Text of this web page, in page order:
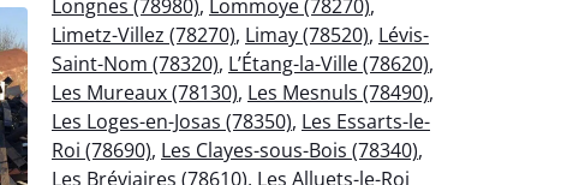
Longnes (78980), Lommoye (78270),
Limetz-Villez (78270), Limay (78520), Lévis-
Saint-Nom (78320), L’Étang-la-Ville (78620),
Les Mureaux (78130), Les Mesnuls (78490),
Les Loges-en-Josas (78350), Les Essarts-le-
Roi (78690), Les Clayes-sous-Bois (78340),
Les Bréviaires (78610), Les Alluets-le-Roi